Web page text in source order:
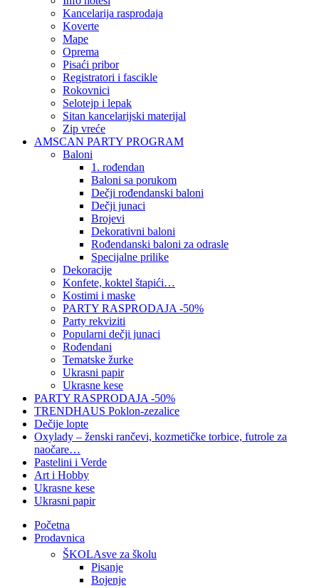
Kancelarija rasprodaja
Koverte
Mape
Oprema
Pisaći pribor
Registratori i fascikle
Rokovnici
Selotejp i lepak
Sitan kancelarijski materijal
Zip vreće
AMSCAN PARTY PROGRAM
Baloni
1. rođendan
Baloni sa porukom
Dečji rođendanski baloni
Dečji junaci
Brojevi
Dekorativni baloni
Rođendanski baloni za odrasle
Specijalne prilike
Dekoracije
Konfete, koktel štapići…
Kostimi i maske
PARTY RASPRODAJA -50%
Party rekviziti
Popularni dečji junaci
Rođendani
Tematske žurke
Ukrasni papir
Ukrasne kese
PARTY RASPRODAJA -50%
TRENDHAUS Poklon-zezalice
Dečije lopte
Oxylady – ženski rančevi, kozmetičke torbice, futrole za
naočare…
Pastelini i Verde
Art i Hobby
Ukrasne kese
Ukrasni papir
Početna
Prodavnica
ŠKOLAsve za školu
Pisanje
Bojenje